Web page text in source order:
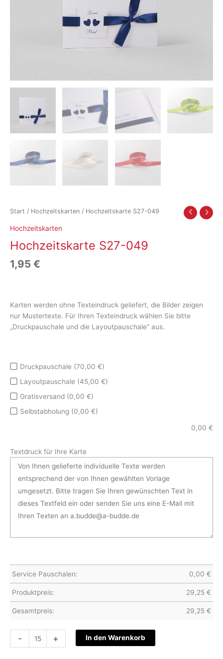
Start / Hochzeitskarten / Hochzeitskarte S27-049
Hochzeitskarten
Hochzeitskarte S27-049
1,95 €
Karten werden ohne Texteindruck geliefert, die Bilder zeigen
nur Mustertexte. Für Ihren Texteindruck wählen Sie bitte
„Druckpauschale und die Layoutpauschale“ aus.
Druckpauschale (70,00 €)
Layoutpauschale (45,00 €)
Gratisversand (0,00 €)
Selbstabholung (0,00 €)
0,00 €
Textdruck für Ihre Karte
Service Pauschalen: 0,00 €
Produktpreis: 29,25 €
Gesamtpreis: 29,25 €
-
Hochzeitskarte
S27-
+ In den Warenkorb